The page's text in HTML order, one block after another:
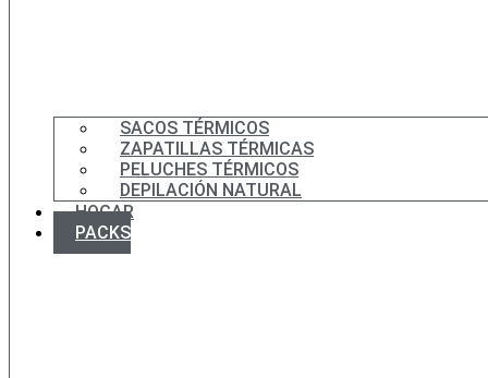
SACOS TÉRMICOS
ZAPATILLAS TÉRMICAS
PELUCHES TÉRMICOS
DEPILACIÓN NATURAL
HOGAR
PACKS